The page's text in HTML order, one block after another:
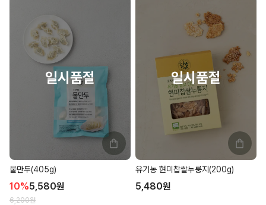
물만두(405g)
10%5,580원
6,200원
유기농 현미찹쌀누룽지(200g)
5,480원